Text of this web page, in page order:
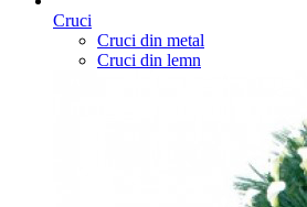
Cruci
Cruci din metal
Cruci din lemn